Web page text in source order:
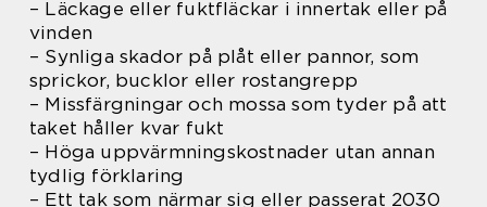
– Läckage eller fuktfläckar i innertak eller på
vinden
– Synliga skador på plåt eller pannor, som
sprickor, bucklor eller rostangrepp
– Missfärgningar och mossa som tyder på att
taket håller kvar fukt
– Höga uppvärmningskostnader utan annan
tydlig förklaring
– Ett tak som närmar sig eller passerat 2030